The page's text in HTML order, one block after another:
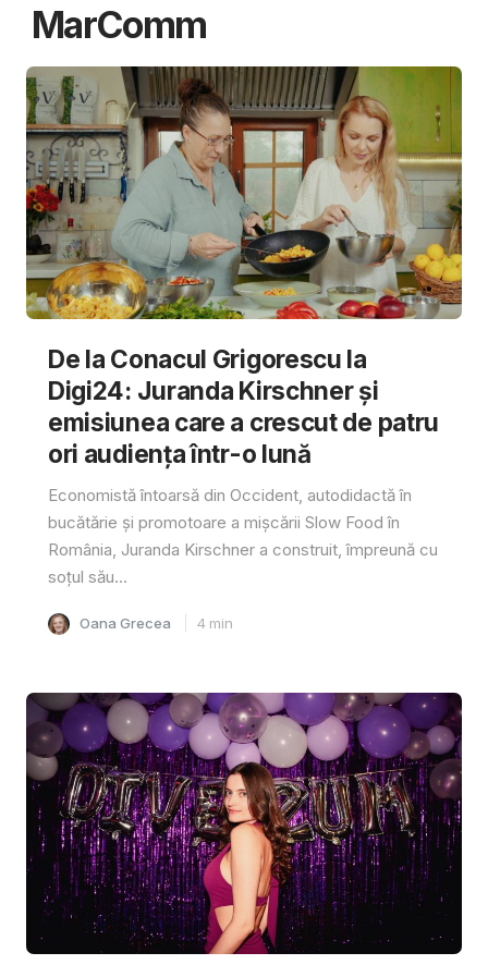
MarComm
De la Conacul Grigorescu la
Digi24: Juranda Kirschner și
emisiunea care a crescut de patru
ori audiența într-o lună
Economistă întoarsă din Occident, autodidactă în
bucătărie și promotoare a mișcării Slow Food în
România, Juranda Kirschner a construit, împreună cu
soțul său...
Oana Grecea 4 min